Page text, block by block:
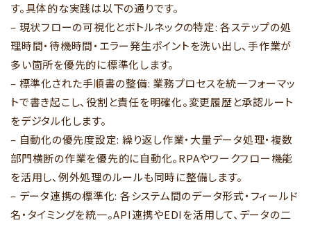
す。具体的な実践は以下の通りです。
– 現状フローの可視化とボトルネックの特定: 各ステップの処
理時間・待機時間・エラー発生ポイントを洗い出し、手作業が
多い箇所を優先的に標準化します。
– 標準化された手順書の整備: 業務プロセスを統一フォーマッ
トで書き起こし、役割と責任を明確化。変更履歴と承認ルート
をデジタル化します。
– 自動化の優先度設定: 繰り返し作業・大量データ処理・複数
部門横断の作業を優先的に自動化。RPAやワークフロー機能
を活用し、例外処理のルールも同時に整備します。
– データ連携の標準化: 各システム間のデータ形式・フィールド
名・タイミングを統一。API連携やEDIを活用して、データの二